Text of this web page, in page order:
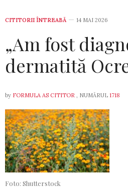
CITITORII ÎNTREABĂ 14 MAI 2026
„Am fost
dermatită
by FORMULA AS CITITOR , NUMĂRUL 1718
Foto: Shutterstock